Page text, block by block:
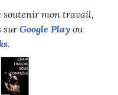
soutenir mon travail,
surGoogle Play ou
.